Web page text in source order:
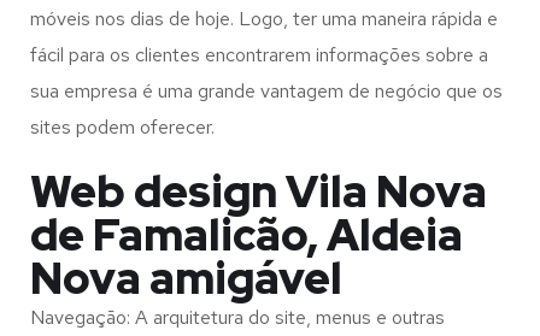
móveis nos dias de hoje. Logo, ter uma maneira rápida e
fácil para os clientes encontrarem informações sobre a
sua empresa é uma grande vantagem de negócio que os
sites podem oferecer.
Web design Vila Nova
de Famalicão, Aldeia
Nova amigável
Navegação: A arquitetura do site, menus e outras